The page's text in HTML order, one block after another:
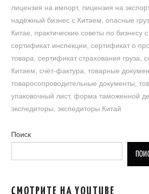
лицензия на импорт, лицензия на
надёжный бизнес с Китаем ,опасные
Китае
практические советы по бизнесу
сертификат инспекции ,сертификат о
товара ,сертификат страхования груза ,
Китаем ,счёт-фактура ,товарные
товаросопроводительные документы ,
упаковочный лист,форма таможенной
экспедиторы ,экспедиторы Китай
Поиск
СМОТРИТЕ НА YOUTUBE